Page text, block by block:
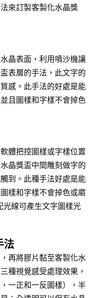
來訂製客製化水晶獎
晶表面，利用噴沙機讓
表層的手法，此文字的
感。此手法的好處是能
且圖樣和字樣不會掉色
體把控圖樣或字樣位置
晶獎盃中間雕刻做字的
到。此種手法好處是能
樣和字樣不會掉色或磨
線可產生文字圖樣光
法
再將膠片黏至客製化水
種視覺感受處理效果，
一正和一反圖樣），半